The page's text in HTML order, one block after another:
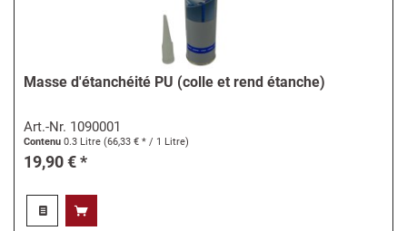
Masse d'étanchéité PU (colle et rend étanche)
Art.-Nr. 1090001
Contenu0.3 Litre(66,33 € * / 1 Litre)
19,90 € *